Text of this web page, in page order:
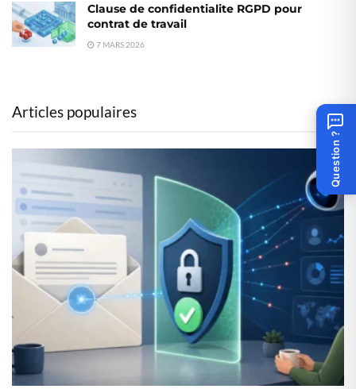
Clause de confidentialite RGPD pour
contrat de travail
7 MARS 2026
Articles populaires
Question ?